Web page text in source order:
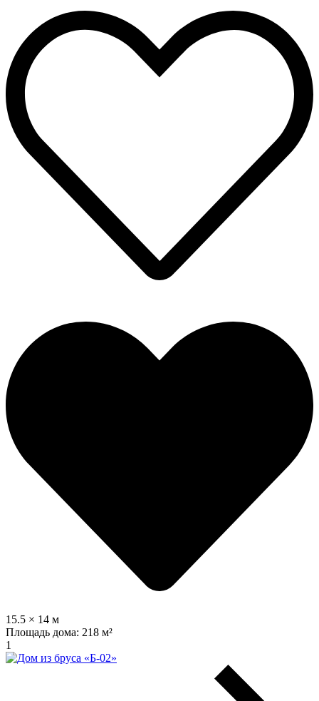
15.5 × 14 м
Площадь дома: 218 м²
1